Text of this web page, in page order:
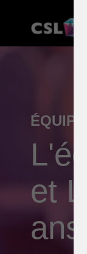
ÉQUIPE
et
ans